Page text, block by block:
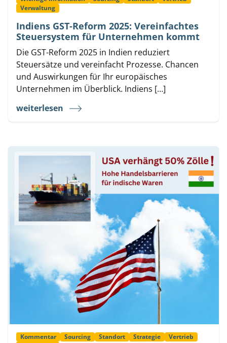
Verwaltung
Indiens GST-Reform 2025: Vereinfachtes
Steuersystem für Unternehmen kommt
Die GST-Reform 2025 in Indien reduziert
Steuersätze und vereinfacht Prozesse. Chancen
und Auswirkungen für Ihr europäisches
Unternehmen im Überblick. Indiens […]
weiterlesen
Kommentar Sourcing Standort Strategie
Vertrieb